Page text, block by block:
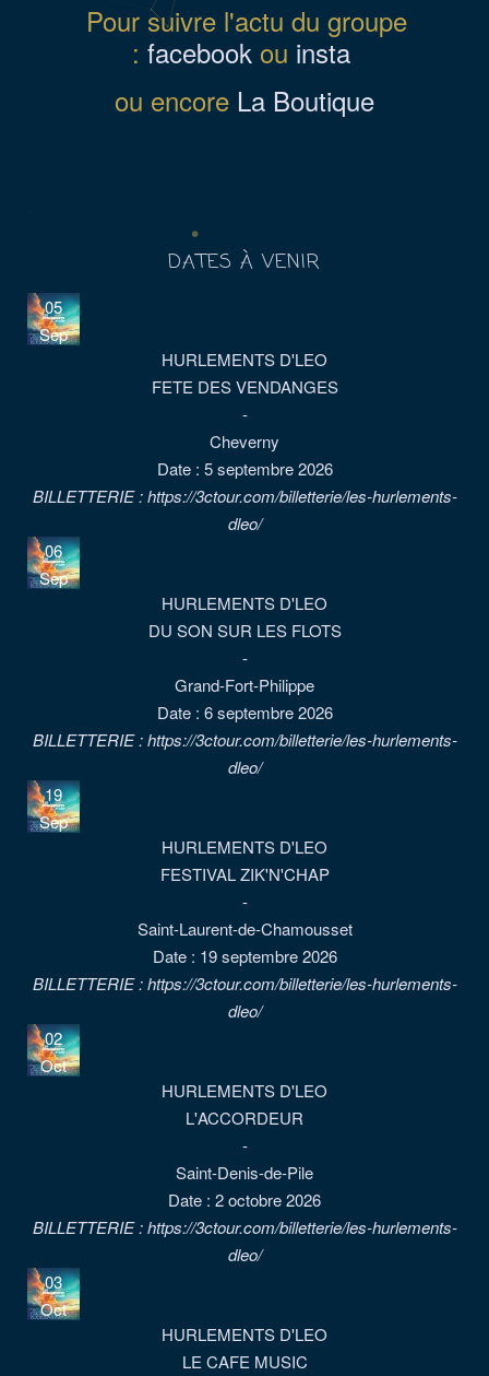
Pour suivre l'actu du groupe
: facebookou insta
ou encore La Boutique
DATES À VENIR
05
Sep
HURLEMENTS D'LEO
FETE DES VENDANGES
-
Cheverny
Date : 5 septembre 2026
BILLETTERIE : https://3ctour.com/billetterie/les-hurlements-
dleo/
06
Sep
HURLEMENTS D'LEO
DU SON SUR LES FLOTS
-
Grand-Fort-Philippe
Date : 6 septembre 2026
BILLETTERIE : https://3ctour.com/billetterie/les-hurlements-
dleo/
19
Sep
HURLEMENTS D'LEO
FESTIVAL ZIK'N'CHAP
-
Saint-Laurent-de-Chamousset
Date : 19 septembre 2026
BILLETTERIE : https://3ctour.com/billetterie/les-hurlements-
dleo/
02
Oct
HURLEMENTS D'LEO
L'ACCORDEUR
-
Saint-Denis-de-Pile
Date : 2 octobre 2026
BILLETTERIE : https://3ctour.com/billetterie/les-hurlements-
dleo/
03
Oct
HURLEMENTS D'LEO
LE CAFE MUSIC